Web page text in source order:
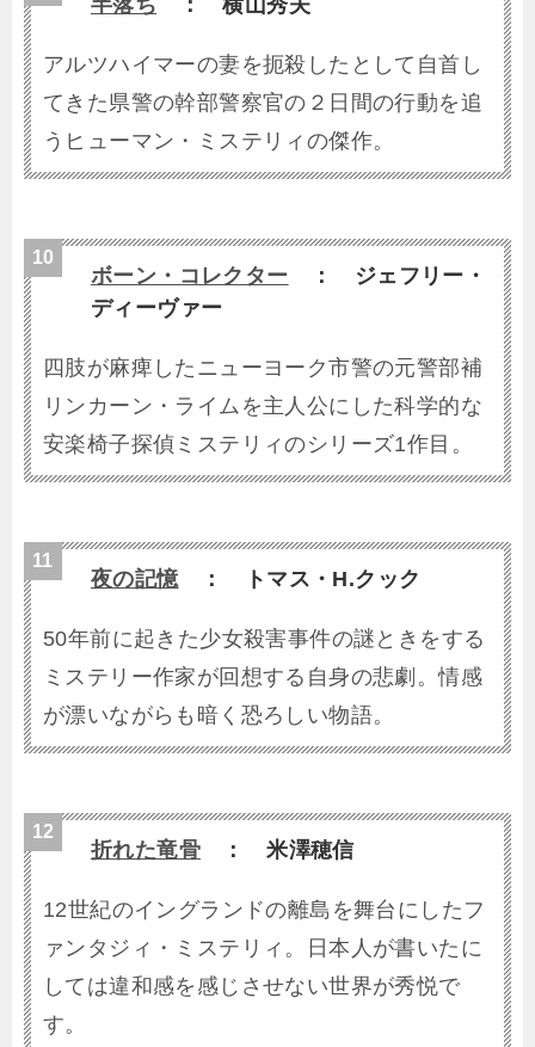
半落ち ： 横山秀夫
アルツハイマーの妻を扼殺したとして自首し
てきた県警の幹部警察官の２日間の行動を追
うヒューマン・ミステリィの傑作。
ボーン・コレクター ： ジェフリー・
ディーヴァー
四肢が麻痺したニューヨーク市警の元警部補
リンカーン・ライムを主人公にした科学的な
安楽椅子探偵ミステリィのシリーズ1作目。
夜の記憶： トマス・H.クック
50年前に起きた少女殺害事件の謎ときをする
ミステリー作家が回想する自身の悲劇。情感
が漂いながらも暗く恐ろしい物語。
折れた竜骨 ： 米澤穂信
12世紀のイングランドの離島を舞台にしたフ
ァンタジィ・ミステリィ。日本人が書いたに
しては違和感を感じさせない世界が秀悦で
す。